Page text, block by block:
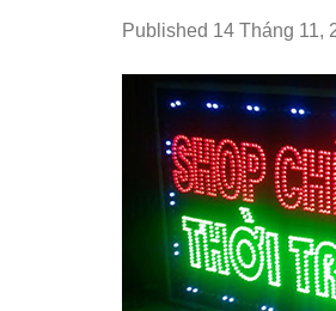
Published 14 Tháng 11,